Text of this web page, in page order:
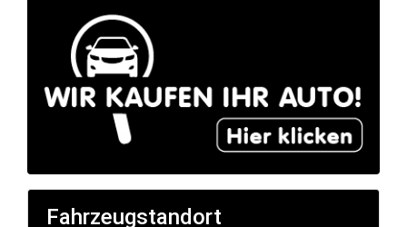
Fahrzeugstandort